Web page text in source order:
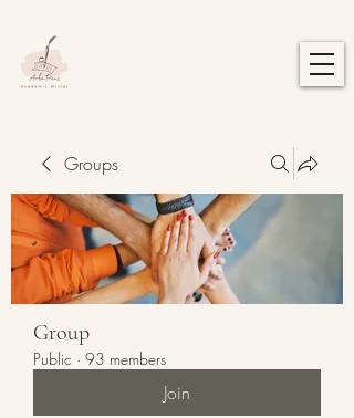
Groups
Group
Public · 93 members
Join